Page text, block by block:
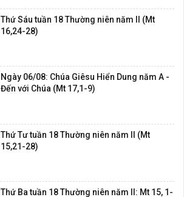
Thứ Sáu tuần 18 Thường niên năm II (Mt
16,24-28)
Ngày 06/08: Chúa Giêsu Hiển Dung năm A -
Đến với Chúa (Mt 17,1-9)
Thứ Tư tuần 18 Thường niên năm II (Mt
15,21-28)
Thứ Ba tuần 18 Thường niên năm II: Mt 15, 1-